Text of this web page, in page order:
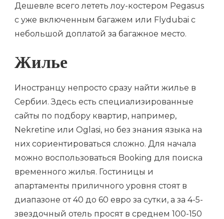
Дешевле всего лететь лоу-костером Pegasus
с уже включенным багажем или Flydubai с
небольшой доплатой за багажное место.
Жилье
Иностранцу непросто сразу найти жилье в
Сербии. Здесь есть специализированные
сайты по подбору квартир, например,
Nekretine или Oglasi, но без знания языка на
них сориентироваться сложно. Для начала
можно воспользоваться Booking для поиска
временного жилья. Гостиницы и
апартаменты приличного уровня стоят в
диапазоне от 40 до 60 евро за сутки, а за 4-5-
звездочный отель просят в среднем 100-150